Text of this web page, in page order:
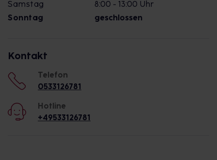
Samstag
8:00 - 13:00 Uhr
Sonntag
geschlossen
Kontakt
Telefon
0533126781
Hotline
+49533126781